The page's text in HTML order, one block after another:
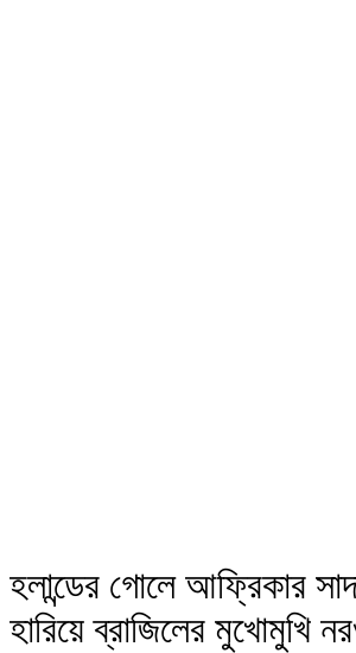
হলান্ডের গোলে আফ্রিকার
হারিয়ে ব্রাজিলের মুখোমুখি